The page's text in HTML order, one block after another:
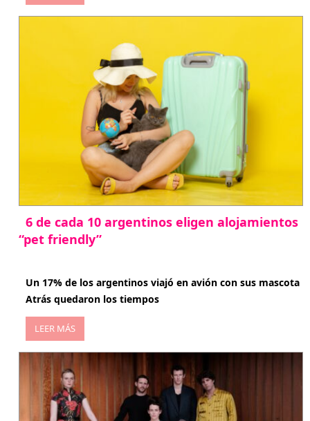
6 de cada 10 argentinos eligen alojamientos
“pet friendly”
Un 17% de los argentinos viajó en avión con sus mascota
Atrás quedaron los tiempos
LEER MÁS